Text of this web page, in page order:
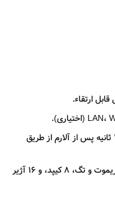
ضبط لحظات 5 ثانیه قبل و 2 ثانیه پس از آلارم از طریق
32 پارتیشن، 64 ریموت و تگ، 8 کیپد، و 16 آژیر